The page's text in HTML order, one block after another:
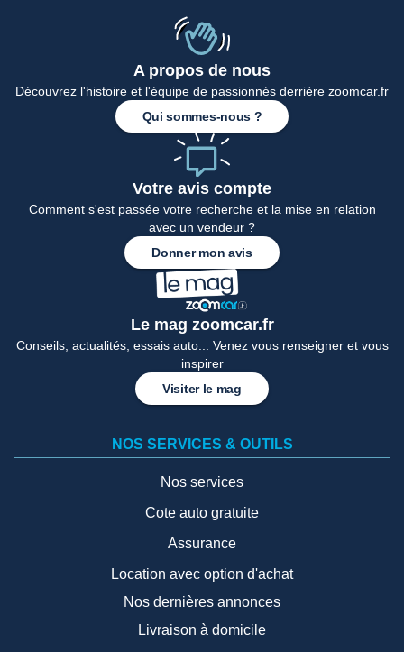
A propos de nous
Découvrez l'histoire et l'équipe de passionnés derrière zoomcar.fr
Qui sommes-nous ?
Votre avis compte
Comment s'est passée votre recherche et la mise en relation
avec un vendeur ?
Donner mon avis
Le mag zoomcar.fr
Conseils, actualités, essais auto... Venez vous renseigner et vous
inspirer
Visiter le mag
NOS SERVICES & OUTILS
Nos services
Cote auto gratuite
Assurance
Location avec option d'achat
Nos dernières annonces
Livraison à domicile